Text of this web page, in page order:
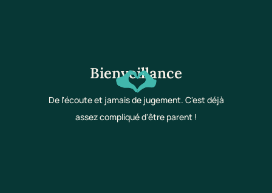
Bienveillance
De l'écoute et jamais de jugement. C'est déjà
assez compliqué d'être parent !